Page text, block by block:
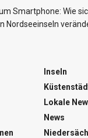
Smartphone: Wie
Nordseeinseln
Inseln
Lokale
News